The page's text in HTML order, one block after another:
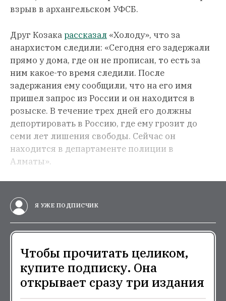
взрыв в архангельском УФСБ.
Друг Козакарассказал «Холоду», что за
анархистом следили: «Сегодня его задержали
прямо у дома, где он не прописан, то есть за
ним какое-то время следили. После
задержания ему сообщили, что на его имя
пришел запрос из России и он находится в
розыске. В течение трех дней его должны
депортировать в Россию, где ему грозит до
семи лет лишения свободы. Сейчас он
находится в департаменте полиции в
Алматы».
Я УЖЕ ПОДПИСЧИК
Чтобы прочитать целиком,
купите подписку. Она
открывает сразу три издания